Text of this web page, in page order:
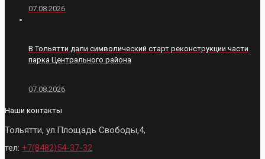
07.08.2026
В Тольятти дали символический старт реконструкции части
парка Центрального района
07.08.2026
Наши контакты
Тольятти, ул.Площадь Свободы,4,
тел: +7(8482)54-37-32